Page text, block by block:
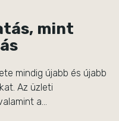
mint
mindig újabb és újabb
Az üzleti
a…